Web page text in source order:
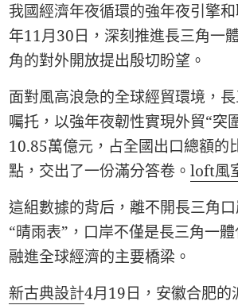
我國經濟年夜循環的強年夜引擎
年11月30日，深刻推進長三角一
角的對外開放提出殷切盼望。
面對風高浪急的全球經貿環境，
囑托，以強年夜韌性實現外貿“突
10.85萬億元，占全國出口總額
點，交出了一份滿分答卷。loft風
這組數據的背后，離不開長三角
“晴雨表”，口岸不僅是長三角一
融進全球經濟的主要橋梁。
新古典設計4月19日，安徽合肥